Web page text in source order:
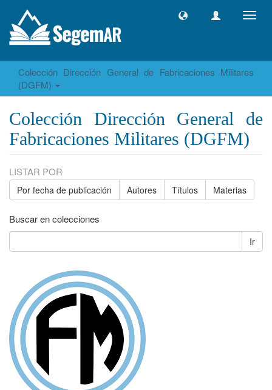
Colección Dirección General de Fabricaciones Militares
(DGFM)
Colección Dirección General de
Fabricaciones Militares (DGFM)
LISTAR POR
Por fecha de publicación Autores Títulos Materias
Buscar en colecciones
Ir